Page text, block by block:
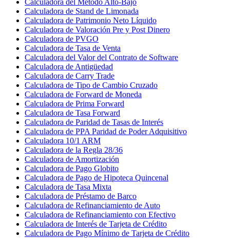
Calculadora de Stand de Limonada
Calculadora de Patrimonio Neto Líquido
Calculadora de Valoración Pre y Post Dinero
Calculadora de PVGO
Calculadora de Tasa de Venta
Calculadora del Valor del Contrato de Software
Calculadora de Antigüedad
Calculadora de Carry Trade
Calculadora de Tipo de Cambio Cruzado
Calculadora de Forward de Moneda
Calculadora de Prima Forward
Calculadora de Tasa Forward
Calculadora de Paridad de Tasas de Interés
Calculadora de PPA Paridad de Poder Adquisitivo
Calculadora 10/1 ARM
Calculadora de la Regla 28/36
Calculadora de Amortización
Calculadora de Pago Globito
Calculadora de Pago de Hipoteca Quincenal
Calculadora de Tasa Mixta
Calculadora de Préstamo de Barco
Calculadora de Refinanciamiento de Auto
Calculadora de Refinanciamiento con Efectivo
Calculadora de Interés de Tarjeta de Crédito
Calculadora de Pago Mínimo de Tarjeta de Crédito